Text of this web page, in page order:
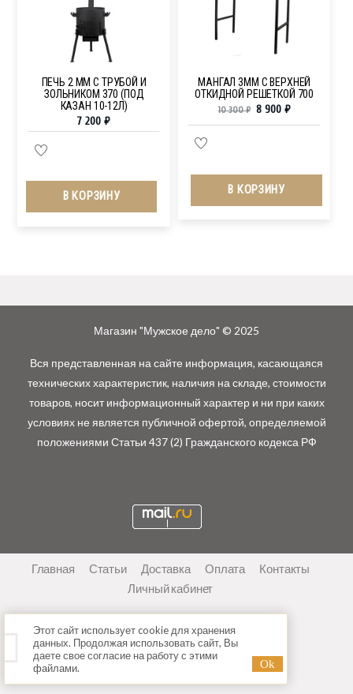
ПЕЧЬ 2 ММ С ТРУБОЙ И
ЗОЛЬНИКОМ 370 (ПОД
КАЗАН 10-12Л)
7 200₽
В КОРЗИНУ
МАНГАЛ 3ММ С ВЕРХНЕЙ
ОТКИДНОЙ РЕШЕТКОЙ 700
10 300₽ 8 900 ₽
В КОРЗИНУ
Магазин "Мужское дело" © 2025
Вся представленная на сайте информация, касающаяся
технических характеристик, наличия на складе, стоимости
товаров, носит информационный характер и ни при каких
условиях не является публичной офертой, определяемой
положениями Статьи 437 (2) Гражданского кодекса РФ
Главная Статьи Доставка Оплата
Контакты
Личный кабинет
Этот сайт использует cookie для хранения
данных. Продолжая использовать сайт, Вы
даете свое согласие на работу с этими
файлами.